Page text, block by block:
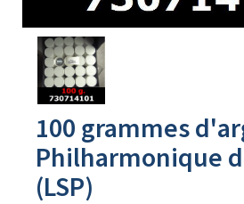
Avers
produit
100 grammes
Philharmonique
(LSP)